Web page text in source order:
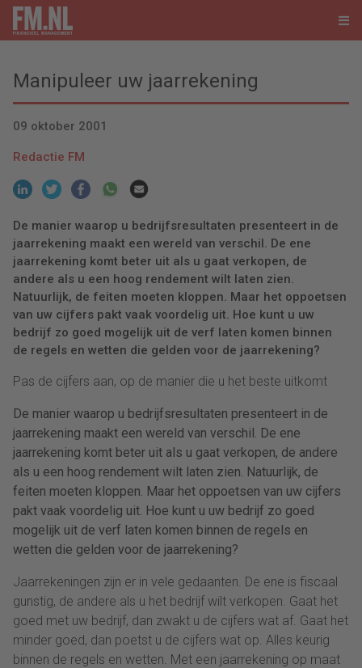
Manipuleer uw jaarrekening
09 oktober 2001
Redactie FM
De manier waarop u bedrijfsresultaten presenteert in de
jaarrekening maakt een wereld van verschil. De ene
jaarrekening komt beter uit als u gaat verkopen, de
andere als u een hoog rendement wilt laten zien.
Natuurlijk, de feiten moeten kloppen. Maar het oppoetsen
van uw cijfers pakt vaak voordelig uit. Hoe kunt u uw
bedrijf zo goed mogelijk uit de verf laten komen binnen
de regels en wetten die gelden voor de jaarrekening?
Pas de cijfers aan, op de manier die u het beste uitkomt
De manier waarop u bedrijfsresultaten presenteert in de
jaarrekening maakt een wereld van verschil. De ene
jaarrekening komt beter uit als u gaat verkopen, de andere
als u een hoog rendement wilt laten zien. Natuurlijk, de
feiten moeten kloppen. Maar het oppoetsen van uw cijfers
pakt vaak voordelig uit. Hoe kunt u uw bedrijf zo goed
mogelijk uit de verf laten komen binnen de regels en
wetten die gelden voor de jaarrekening?
Jaarrekeningen zijn er in vele gedaanten. De ene is fiscaal
gunstig, de andere als u het bedrijf wilt verkopen. Gaat het
goed met uw bedrijf, dan zwakt u de cijfers wat af. Gaat het
minder goed, dan poetst u de cijfers wat op. Alles keurig
binnen de regels en wetten. Met een jaarrekening op maat